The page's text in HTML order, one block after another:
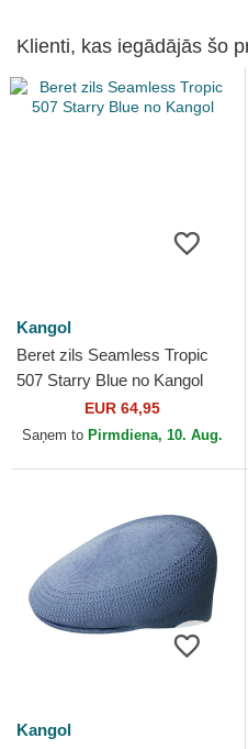
Klienti, kas iegādājās šo
Kangol
Beret zils Seamless Tropic
507 Starry Blue no Kangol
EUR 64,95
Saņem to Pirmdiena, 10. Aug.
Kangol